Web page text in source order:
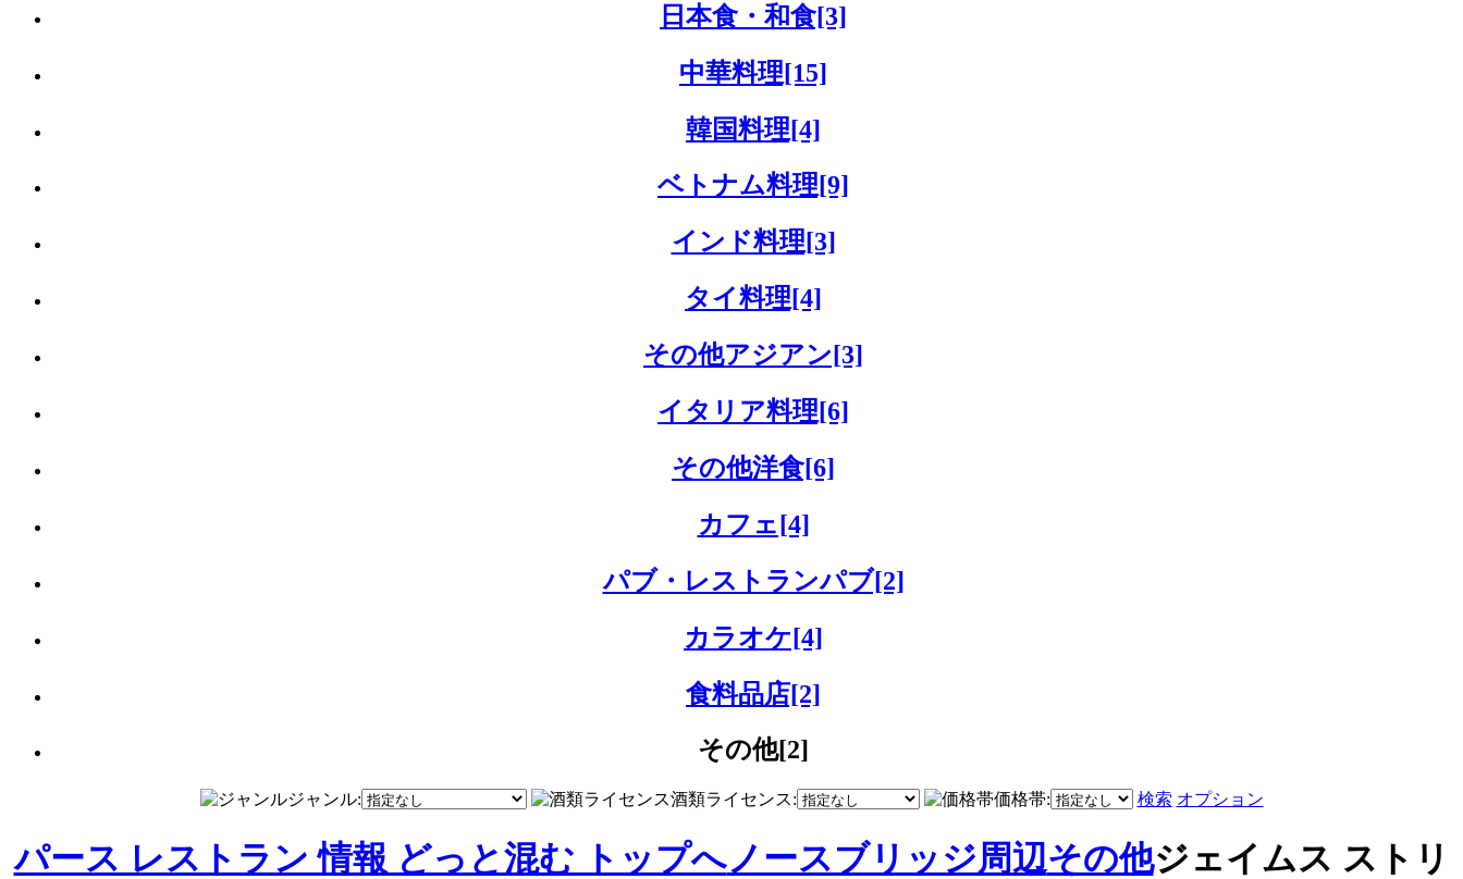
日本食・和食[3]
中華料理[15]
韓国料理[4]
ベトナム料理[9]
インド料理[3]
タイ料理[4]
その他アジアン[3]
イタリア料理[6]
その他洋食[6]
カフェ[4]
パブ・レストランパブ[2]
カラオケ[4]
食料品店[2]
その他[2]
ジャンル: 酒類ライセンス: 価格帯: 検索 オプション
パース レストラン 情報 どっと混む トップへノースブリッジ周辺その他ジェイムス ストリ